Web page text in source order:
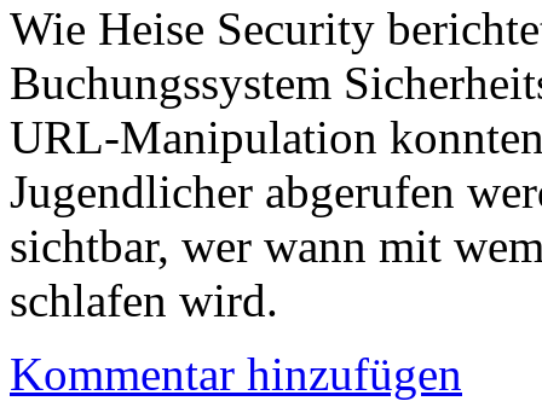
Wie Heise Security
Buchungssystem
URL-Manipulation
Jugendlicher abgerufen
sichtbar, wer wann mit
schlafen wird.
Kommentar hinzufügen